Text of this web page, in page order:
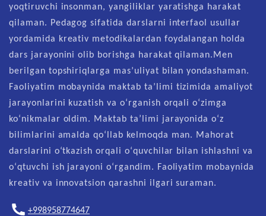
yoqtiruvchi insonman, yangiliklar yaratishga harakat
qilaman. Pedagog sifatida darslarni interfaol usullar
yordamida kreativ metodikalardan foydalangan holda
dars jarayonini olib borishga harakat qilaman.Men
berilgan topshiriqlarga mas’uliyat bilan yondashaman.
Faoliyatim mobaynida maktab ta’limi tizimida amaliyot
jarayonlarini kuzatish va oʻrganish orqali oʻzimga
koʻnikmalar oldim. Maktab taʼlimi jarayonida oʻz
bilimlarini amalda qoʻllab kelmoqda man. Mahorat
darslarini oʻtkazish orqali oʻquvchilar bilan ishlashni va
oʻqtuvchi ish jarayoni oʻrgandim. Faoliyatim mobaynida
kreativ va innovatsion qarashni ilgari suraman.
+998958774647